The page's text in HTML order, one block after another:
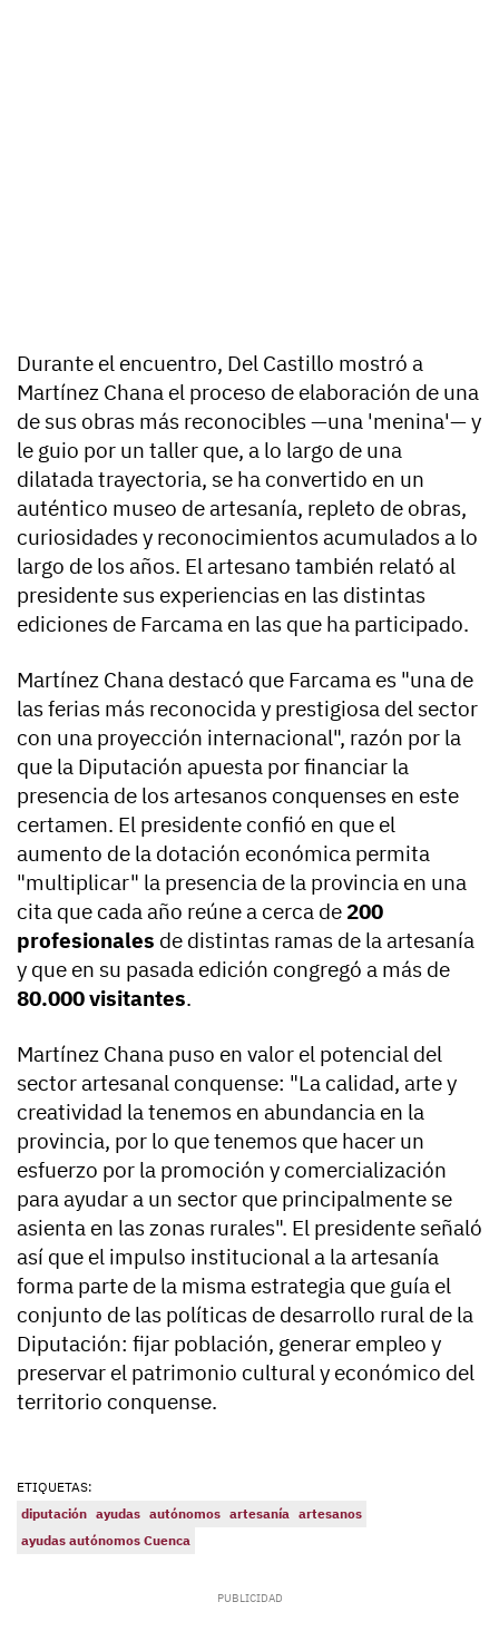
Durante el encuentro, Del Castillo mostró a
Martínez Chana el proceso de elaboración de una
de sus obras más reconocibles —una 'menina'— y
le guio por un taller que, a lo largo de una
dilatada trayectoria, se ha convertido en un
auténtico museo de artesanía, repleto de obras,
curiosidades y reconocimientos acumulados a lo
largo de los años. El artesano también relató al
presidente sus experiencias en las distintas
ediciones de Farcama en las que ha participado.
Martínez Chana destacó que Farcama es "una de
las ferias más reconocida y prestigiosa del sector
con una proyección internacional", razón por la
que la Diputación apuesta por financiar la
presencia de los artesanos conquenses en este
certamen. El presidente confió en que el
aumento de la dotación económica permita
"multiplicar" la presencia de la provincia en una
cita que cada año reúne a cerca de 200
profesionales de distintas ramas de la artesanía
y que en su pasada edición congregó a más de
80.000 visitantes.
Martínez Chana puso en valor el potencial del
sector artesanal conquense: "La calidad, arte y
creatividad la tenemos en abundancia en la
provincia, por lo que tenemos que hacer un
esfuerzo por la promoción y comercialización
para ayudar a un sector que principalmente se
asienta en las zonas rurales". El presidente señaló
así que el impulso institucional a la artesanía
forma parte de la misma estrategia que guía el
conjunto de las políticas de desarrollo rural de la
Diputación: fijar población, generar empleo y
preservar el patrimonio cultural y económico del
territorio conquense.
ETIQUETAS:
diputación ayudas autónomos artesanía artesanos
ayudas autónomos Cuenca